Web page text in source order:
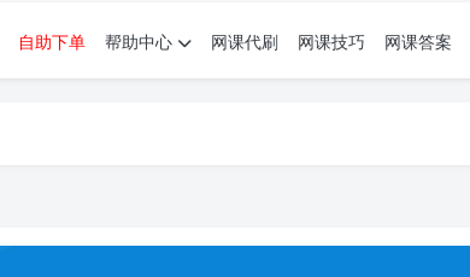
自助下单 帮助中心 网课代刷 网课技巧 网课答案